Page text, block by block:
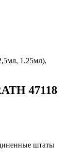
1,25мл),
47118
штаты